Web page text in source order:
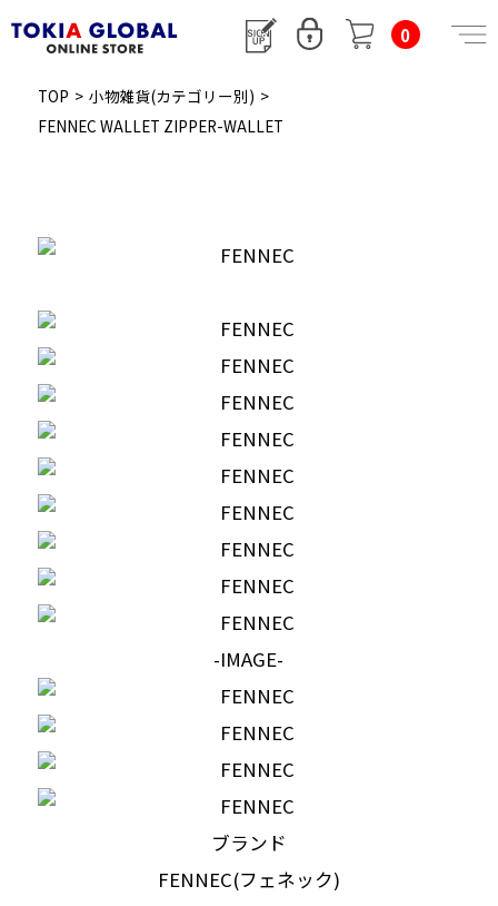
0
TOP > 小物雑貨(カテゴリー別) >
FENNEC WALLET ZIPPER-WALLET
-IMAGE-
ブランド
FENNEC(フェネック)